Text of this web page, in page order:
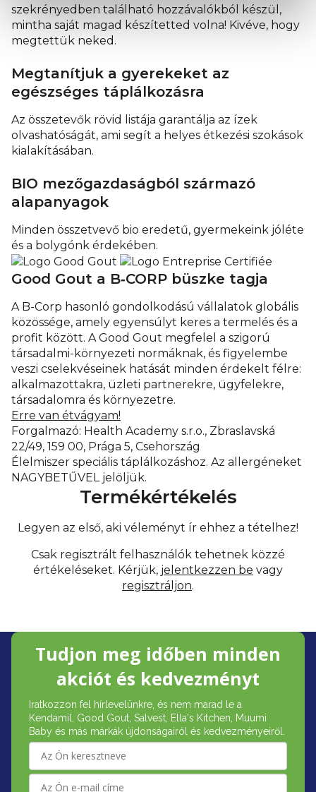
szekrényedben található hozzávalókból készül,
mintha saját magad készítetted volna! Kivéve, hogy
megtettük neked.
Megtanítjuk a gyerekeket az
egészséges táplálkozásra
Az összetevők rövid listája garantálja az ízek
olvashatóságát, ami segít a helyes étkezési szokások
kialakításában.
BIO mezőgazdaságból származó
alapanyagok
Minden összetvevő bio eredetű, gyermekeink jóléte
és a bolygónk érdekében.
Good Gout a B‑CORP büszke tagja
A B-Corp hasonló gondolkodású vállalatok globális
közössége, amely egyensúlyt keres a termelés és a
profit között. A Good Gout megfelel a szigorú
társadalmi-környezeti normáknak, és figyelembe
veszi cselekvéseinek hatását minden érdekelt félre:
alkalmazottakra, üzleti partnerekre, ügyfelekre,
társadalomra és környezetre.
Erre van étvágyam!
Forgalmazó: Health Academy s.r.o., Zbraslavská
22/49, 159 00, Prága 5, Csehország
Élelmiszer speciális táplálkozáshoz. Az allergéneket
NAGYBETŰVEL jelöljük.
Termékértékelés
Legyen az első, aki véleményt ír ehhez a tételhez!
Csak regisztrált felhasználók tehetnek közzé
értékeléseket. Kérjük, jelentkezzen be vagy
regisztráljon.
Tudjon meg időben minden
akciót és kedvezményt
Iratkozzon fel hírlevelünkre, és nem marad le a
Kendamil, Good Gout, Salvest, Ella's Kitchen, Muumi
Baby és más márkák újdonságairól és kedvezményeiről.